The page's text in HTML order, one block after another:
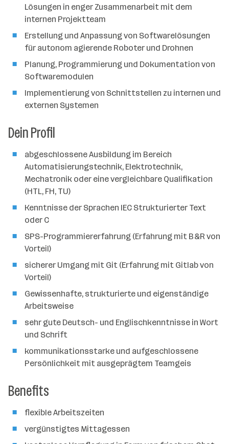
Lösungen in enger Zusammenarbeit mit dem
internen Projektteam
Erstellung und Anpassung von Softwarelösungen
für autonom agierende Roboter und Drohnen
Planung, Programmierung und Dokumentation von
Softwaremodulen
Implementierung von Schnittstellen zu internen und
externen Systemen
Dein Profil
abgeschlossene Ausbildung im Bereich
Automatisierungstechnik, Elektrotechnik,
Mechatronik oder eine vergleichbare Qualifikation
(HTL, FH, TU)
Kenntnisse der Sprachen IEC Strukturierter Text
oder C
SPS-Programmiererfahrung (Erfahrung mit B&R von
Vorteil)
sicherer Umgang mit Git (Erfahrung mit Gitlab von
Vorteil)
Gewissenhafte, strukturierte und eigenständige
Arbeitsweise
sehr gute Deutsch- und Englischkenntnisse in Wort
und Schrift
kommunikationsstarke und aufgeschlossene
Persönlichkeit mit ausgeprägtem Teamgeis
Benefits
flexible Arbeitszeiten
vergünstigtes Mittagessen